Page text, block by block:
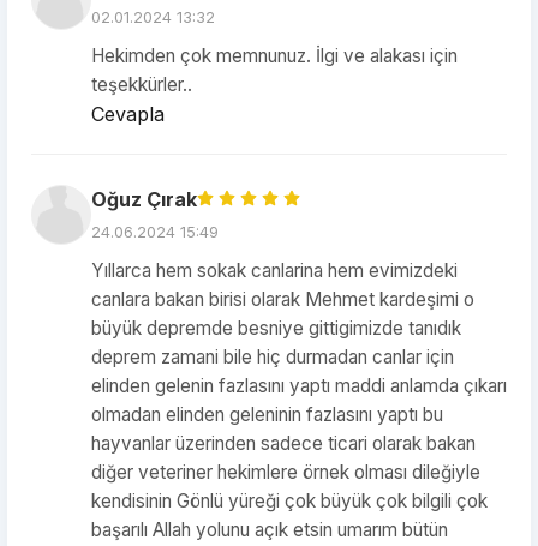
02.01.2024 13:32
Hekimden çok memnunuz. İlgi ve alakası için
teşekkürler..
Cevapla
Oğuz Çırak
24.06.2024 15:49
Yıllarca hem sokak canlarina hem evimizdeki
canlara bakan birisi olarak Mehmet kardeşimi o
büyük depremde besniye gittigimizde tanıdık
deprem zamani bile hiç durmadan canlar için
elinden gelenin fazlasını yaptı maddi anlamda çıkarı
olmadan elinden geleninin fazlasını yaptı bu
hayvanlar üzerinden sadece ticari olarak bakan
diğer veteriner hekimlere örnek olması dileğiyle
kendisinin Gönlü yüreği çok büyük çok bilgili çok
başarılı Allah yolunu açık etsin umarım bütün